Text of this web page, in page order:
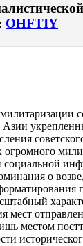
OHFTIY
о
местом